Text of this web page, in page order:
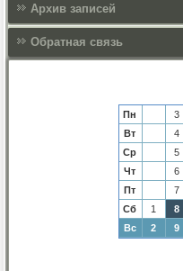
Архив записей
Обратная связь
Пн 3
Вт
4
Ср
5
Чт
6
Пт
7
Сб
1 8
Вс
2 9